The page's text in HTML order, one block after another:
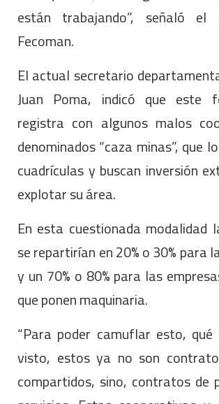
están trabajando”, señaló el
Fecoman.
El actual secretario
Juan Poma, indicó que este
registra con algunos malos
denominados “caza minas”, que
cuadrículas y buscan inversión
explotar su área.
En esta cuestionada modalidad
se repartirían en 20% o 30% para
y un 70% o 80% para las
que ponen maquinaria.
“Para poder camuflar esto,
visto, estos ya no son
compartidos, sino, contratos de